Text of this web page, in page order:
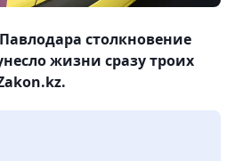
столкновение
жизни сразу троих